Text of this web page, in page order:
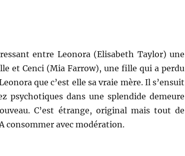
entre Leonora (Elisabeth Taylor) une
et Cenci (Mia Farrow), une fille qui a perdu
que c’est elle sa vraie mère. Il s’ensuit
psychotiques dans une splendide demeure
C’est étrange, original mais tout de
consommer avec modération.